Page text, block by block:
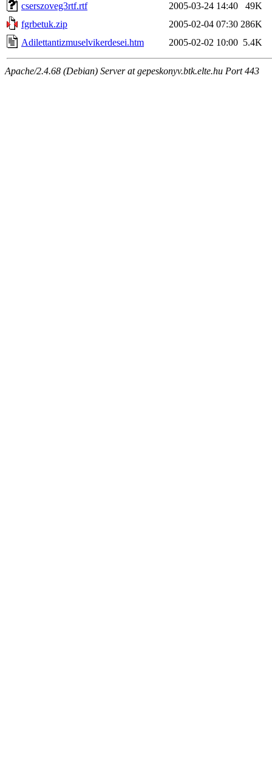
cserszoveg3rtf.rtf 2005-03-24 14:40
49K
fgrbetuk.zip
2005-02-04 07:30 286K
Adilettantizmuselvikerdesei.htm
2005-02-02 10:00 5.4K
Apache/2.4.68 (Debian) Server at gepeskonyv.btk.elte.hu Port 443